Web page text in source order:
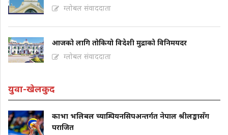
ग्लोबल संवाददाता
आजको लागि तोकियो विदेशी मुद्राको विनिमयदर
ग्लोबल संवाददाता
युवा-खेलकुद
काभा भलिबल च्याम्पियनसिपअन्तर्गत नेपाल श्रीलङ्कासँग
पराजित